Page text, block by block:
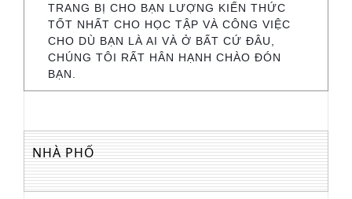
TRANG BỊ CHO BẠN LƯỢNG KIẾN THỨC
TỐT NHẤT CHO HỌC TẬP VÀ CÔNG VIỆC
CHO DÙ BẠN LÀ AI VÀ Ở BẤT CỨ ĐÂU,
CHÚNG TÔI RẤT HÂN HẠNH CHÀO ĐÓN
BẠN.
NHÀ PHỐ